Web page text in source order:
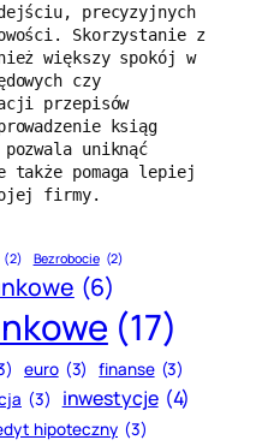
precyzyjnych
Skorzystanie z
większy spokój w
czy
przepisów
ksiąg
uniknąć
także pomaga lepiej
firmy.
(2) Bezrobocie (2)
(6)
(17)
euro (3) finanse (3)
(3) inwestycje (4)
hipoteczny (3)